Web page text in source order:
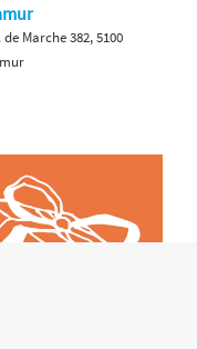
de Marche 382, 5100